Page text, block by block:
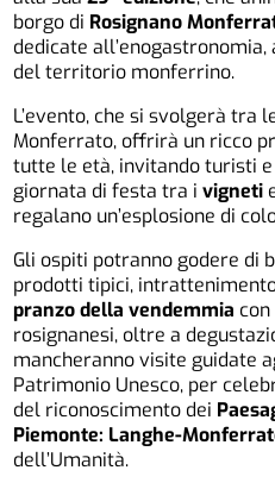
borgo di Rosignano
dedicate
del territorio monferrino.
L’evento, che si svolgerà tra
Monferrato, offrirà un ricco
tutte le età, invitando turisti
giornata di festa tra ivigneti
regalano un’esplosione di
Gli ospiti potranno godere di
prodotti tipici,
pranzo della vendemmia
rosignanesi, oltre a
mancheranno visite guidate
Patrimonio Unesco, per
del riconoscimento dei
Piemonte: Langhe-
dell’Umanità.